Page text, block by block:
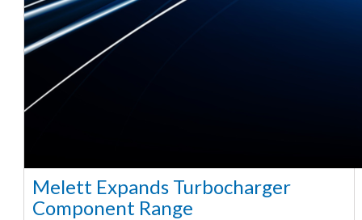
Melett Expands Turbocharger
Component Range